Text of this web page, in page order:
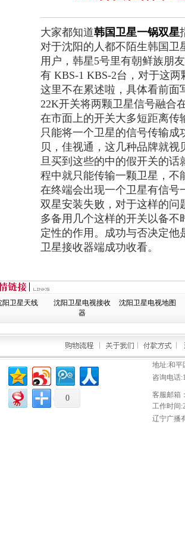
大家都知道韩国卫星一锅双星
对于沈阳的人都不陌生韩国卫
用户，韩星5号里有朝鲜族朋
有 KBS-1 KBS-2台，对于这
这里不在累述啦，具体看前面
22K开关将两颗卫星信号融合
在市面上的开关大多短距离传
只能将一个卫星的信号传输
贝，佳视通，这几种品牌就
旦买到这些的中的假开关的话
程中就只能传输一颗卫星，不
在终端会出现一个卫星有信号
双星安装失败，对于这样的问
多备用几个这样的开关以备不
定性的作用。成功与否决定他
卫星接收器端成功收看。
阳卫星天线
沈阳卫星电视接收
器
沈阳卫星电视地图
0
地址:和平
咨询电话:
客服邮箱：
工作时间
辽宁广播